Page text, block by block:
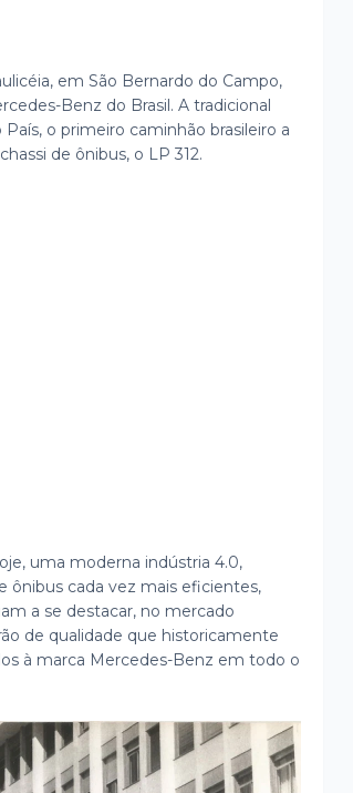
em São Bernardo do Campo,
Benz do Brasil. A tradicional
o primeiro caminhão brasileiro a
de ônibus, o LP 312.
uma moderna indústria 4.0,
ônibus cada vez mais eficientes,
a se destacar, no mercado
de qualidade que historicamente
à marca Mercedes-Benz em todo o